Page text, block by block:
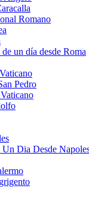
Romano
un día desde Roma
Pedro
Un Dia Desde